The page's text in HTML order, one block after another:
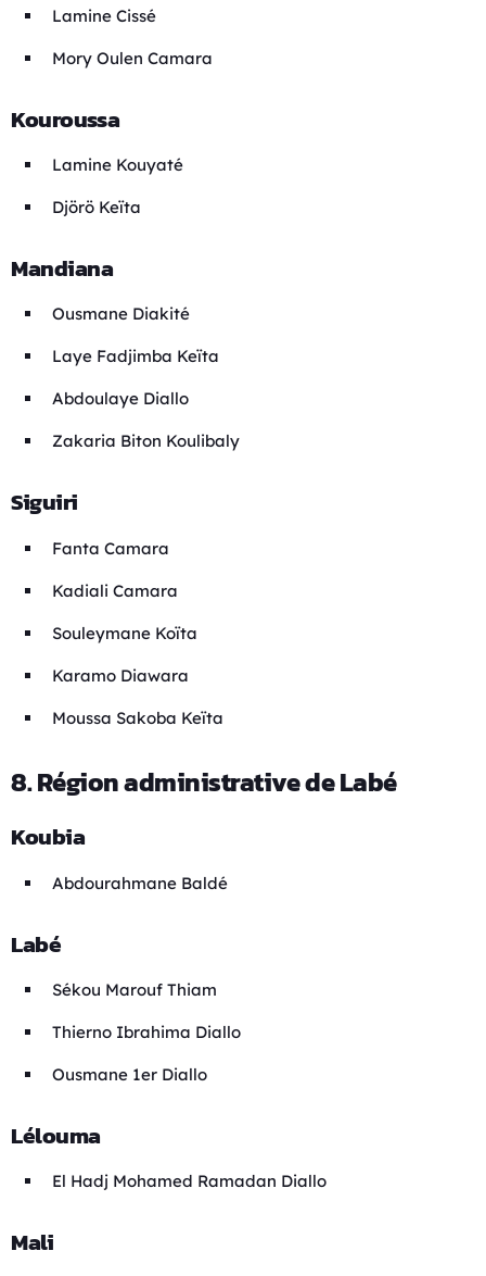
Lamine Cissé
Mory Oulen Camara
Kouroussa
Lamine Kouyaté
Djörö Keïta
Mandiana
Ousmane Diakité
Laye Fadjimba Keïta
Abdoulaye Diallo
Zakaria Biton Koulibaly
Siguiri
Fanta Camara
Kadiali Camara
Souleymane Koïta
Karamo Diawara
Moussa Sakoba Keïta
8. Région administrative de Labé
Koubia
Abdourahmane Baldé
Labé
Sékou Marouf Thiam
Thierno Ibrahima Diallo
Ousmane 1er Diallo
Lélouma
El Hadj Mohamed Ramadan Diallo
Mali